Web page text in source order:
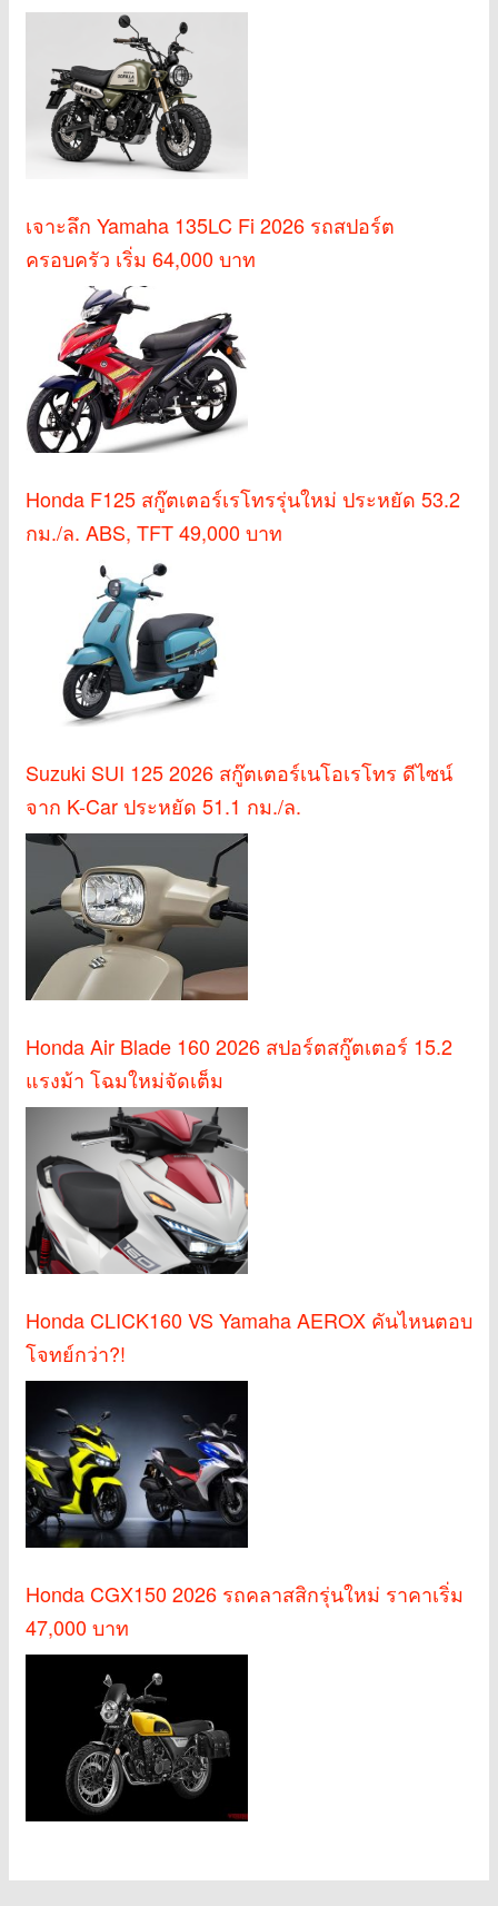
เจาะลึก Yamaha 135LC Fi 2026 รถสปอร์ต
ครอบครัว เริ่ม 64,000 บาท
Honda F125 สกู๊ตเตอร์เรโทรรุ่นใหม่ ประหยัด 53.2
กม./ล. ABS, TFT 49,000 บาท
Suzuki SUI 125 2026 สกู๊ตเตอร์เนโอเรโทร ดีไซน์
จาก K-Car ประหยัด 51.1 กม./ล.
Honda Air Blade 160 2026 สปอร์ตสกู๊ตเตอร์ 15.2
แรงม้า โฉมใหม่จัดเต็ม
Honda CLICK160 VS Yamaha AEROX คันไหนตอบ
โจทย์กว่า?!
Honda CGX150 2026 รถคลาสสิกรุ่นใหม่ ราคาเริ่ม
47,000 บาท